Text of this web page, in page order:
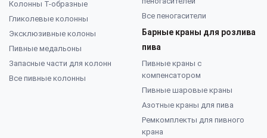
Колонны Т-образные
Гликолевые колонны
Эксклюзивные колоны
Пивные медальоны
Запасные части для колонн
Все пивные колонны
Все пеногасители
Барные краны для розлива
пива
Пивные краны с
компенсатором
Пивные шаровые краны
Азотные краны для пива
Ремкомплекты для пивного
крана